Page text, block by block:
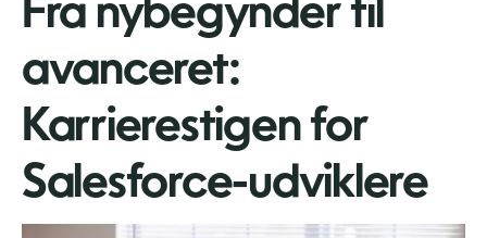
Fra nybegynder til
avanceret:
Karrierestigen for
Salesforce-udviklere